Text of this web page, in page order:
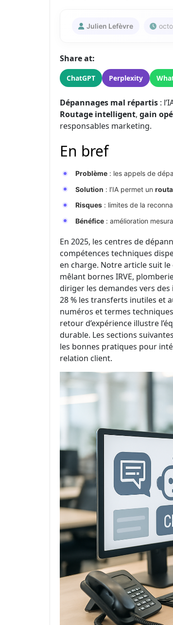
Julien Lefèvre
Share at:
ChatGPT Perplexity
Dépannages mal répartis :
Routage intelligent, gain
responsables marketing.
En bref
Problème : les appels de
Solution : l’IA permet un
Risques : limites de la
Bénéfice : amélioration
En 2025, les centres de
compétences techniques
en charge. Notre article suit le
mêlant bornes IRVE,
diriger les demandes vers
28 % les transferts inutiles et
numéros et termes
retour d’expérience illustre
durable. Les sections
les bonnes pratiques pour
relation client.